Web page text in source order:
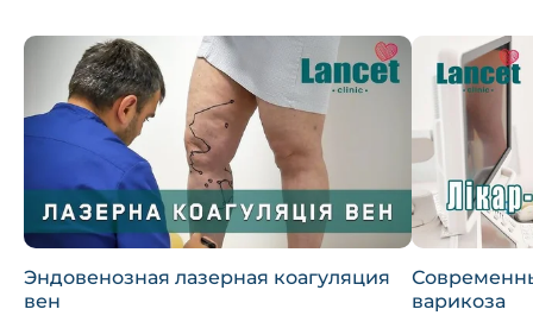
Эндовенозная лазерная коагуляция
вен
варикоза